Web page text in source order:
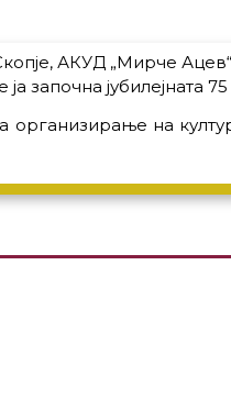
АКУД „Мирче
започна јубилејната
на